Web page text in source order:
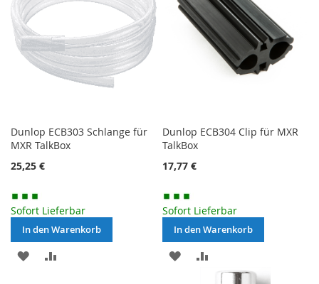
Dunlop ECB303 Schlange für
MXR TalkBox
25,25 €
Sofort Lieferbar
In den Warenkorb
MERKEN
Dunlop ECB304 Clip für MXR
TalkBox
17,77 €
Sofort Lieferbar
In den Warenkorb
MERKEN
VERGLEICHSLISTE